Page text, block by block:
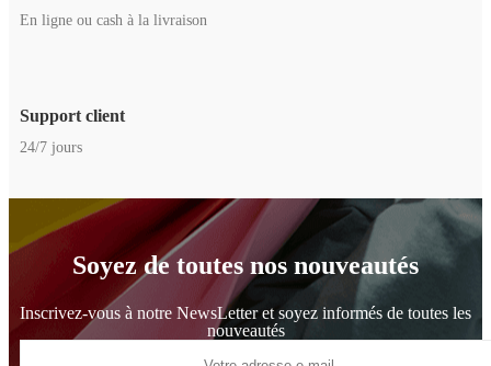
En ligne ou cash à la livraison
Support client
24/7 jours
Soyez de toutes nos nouveautés
Inscrivez-vous à notre NewsLetter et soyez informés de toutes les
nouveautés